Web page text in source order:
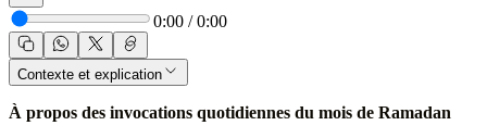
0:00 /0:00
Contexte et explication
À propos des invocations quotidiennes du mois de Ramadan